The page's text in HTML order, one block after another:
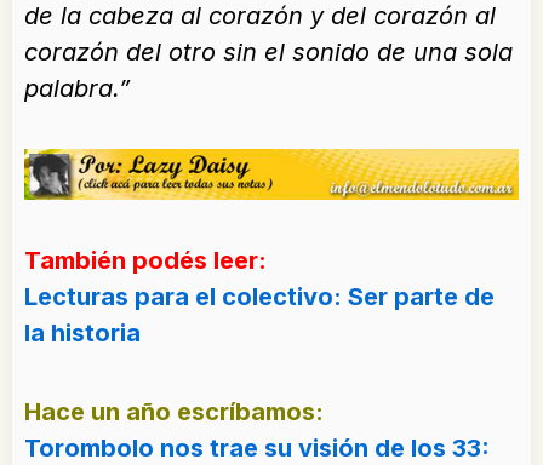
de la cabeza al corazón y del corazón al
corazón del otro sin el sonido de una sola
palabra.”
También podés leer:
Lecturas para el colectivo: Ser parte de
la historia
Hace un año escríbamos:
Torombolo nos trae su visión de los 33: